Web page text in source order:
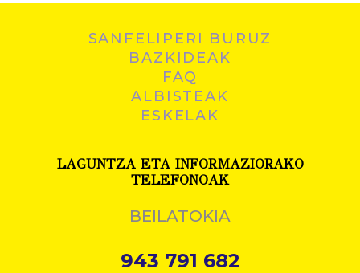
SANFELIPERI BURUZ
BAZKIDEAK
FAQ
ALBISTEAK
ESKELAK
LAGUNTZA ETA INFORMAZIORAKO
TELEFONOAK
BEILATOKIA
943 791 682